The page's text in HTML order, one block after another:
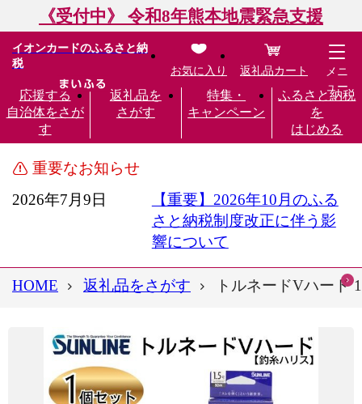
《受付中》 令和8年熊本地震緊急支援
イオンカードのふるさと納
税
応援する
自治体をさが
す
返礼品を
さがす
特集・
キャンペーン
ふるさと納税
を
はじめる
お気に入り 返礼品カート
メニ
ュー
重要なお知らせ
2026年7月9日
【重要】2026年10月のふる
さと納税制度改正に伴う影
響について
HOME 返礼品をさがす トルネードVハード